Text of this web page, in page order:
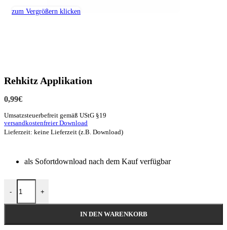
zum Vergrößern klicken
Rehkitz Applikation
0,99€
Umsatzsteuerbefreit gemäß UStG §19
versandkostenfreier Download
Lieferzeit: keine Lieferzeit (z.B. Download)
als Sofortdownload nach dem Kauf verfügbar
- +
IN DEN WARENKORB